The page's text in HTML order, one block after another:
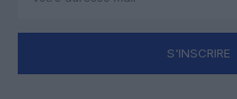
S'INSCRIRE